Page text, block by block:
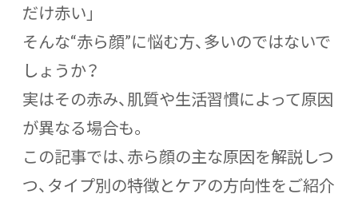
だけ赤い」
そんな“赤ら顔”に悩む方、多いのではないで
しょうか？
実はその赤み、肌質や生活習慣によって原因
が異なる場合も。
この記事では、赤ら顔の主な原因を解説しつ
つ、タイプ別の特徴とケアの方向性をご紹介